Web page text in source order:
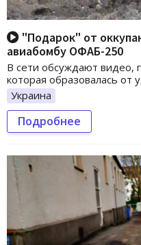
"Подарок" от
авиабомбу ОФАБ-250
В сети обсуждают видео,
которая образовалась от
Украина
Подробнее